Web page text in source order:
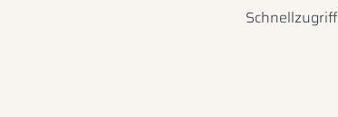
Schnellzugriff